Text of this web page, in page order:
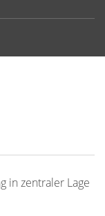
in zentraler Lage